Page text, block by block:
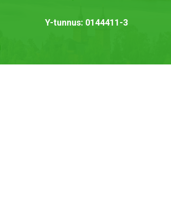
Y-tunnus: 0144411-3